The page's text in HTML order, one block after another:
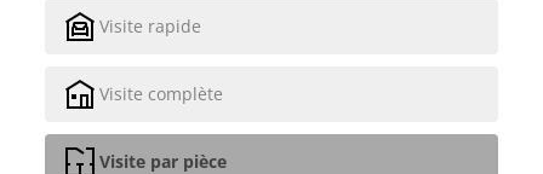
Visite rapide
Visite complète
Visite par pièce